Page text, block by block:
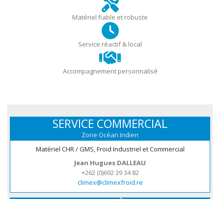
Matériel fiable et robuste
Service réactif & local
Accompagnement personnalisé
SERVICE COMMERCIAL
Zone Océan Indien
Matériel CHR / GMS, Froid Industriel et Commercial
Jean Hugues DALLEAU
+262 (0)692 39 34 82
climex@climexfroid.re